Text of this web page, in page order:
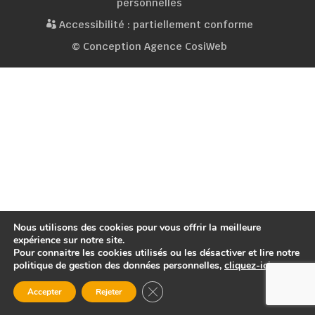
personnelles
Accessibilité : partiellement conforme
© Conception Agence CosiWeb
Nous utilisons des cookies pour vous offrir la meilleure
expérience sur notre site.
Pour connaitre les cookies utilisés ou les désactiver et lire notre
politique de gestion des données personnelles, cliquez-ici.
Accepter Rejeter Fermer la bannière des cookies